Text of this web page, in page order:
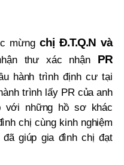
mừngchị Đ.T.Q.N và
thư xác nhận PR
hành trình định cư tại
trình lấy PR của anh
với những hồ sơ khác
chị cùng kinh nghiệm
giúp gia đình chị đạt